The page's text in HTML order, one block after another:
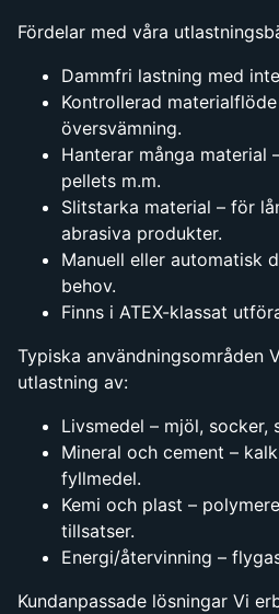
Fördelar med våra
Dammfri lastning med
Kontrollerad
översvämning.
Hanterar många material
pellets m.m.
Slitstarka material – för
abrasiva produkter.
Manuell eller automatisk
behov.
Finns i ATEX-klassat
Typiska användningsområden
utlastning av:
Livsmedel – mjöl, socker,
Mineral och cement –
fyllmedel.
Kemi och plast –
tillsatser.
Energi/återvinning –
Kundanpassade lösningar Vi